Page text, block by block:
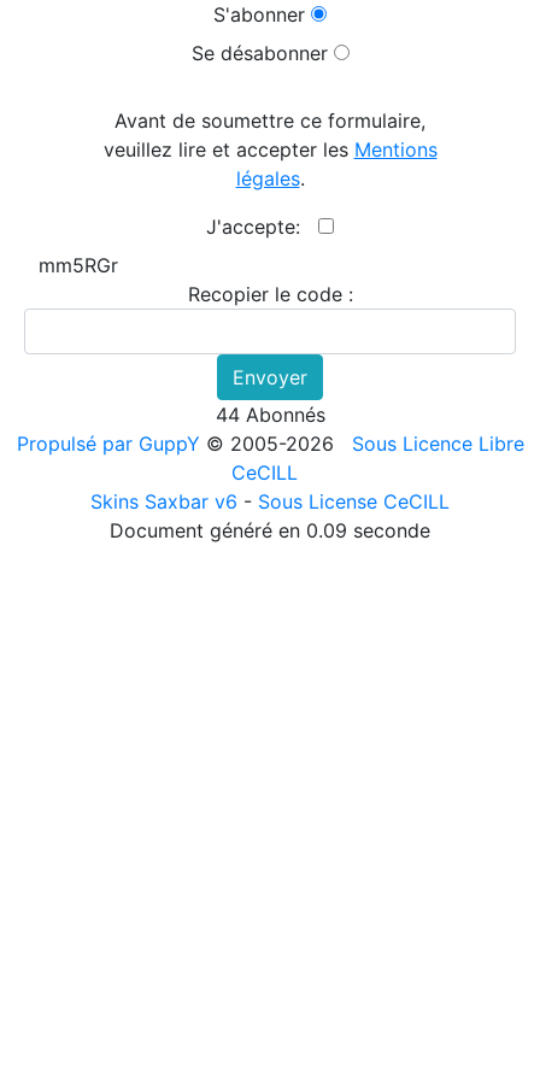
S'abonner
Se désabonner
Avant de soumettre ce formulaire,
veuillez lire et accepter les Mentions
légales.
J'accepte:
mm5RGr
Recopier le code :
Envoyer
44 Abonnés
Propulsé par GuppY © 2005-2026
Sous Licence Libre
CeCILL
Skins Saxbar v6 - Sous License CeCILL
Document généré en 0.09 seconde